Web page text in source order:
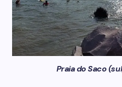
Praia do Saco